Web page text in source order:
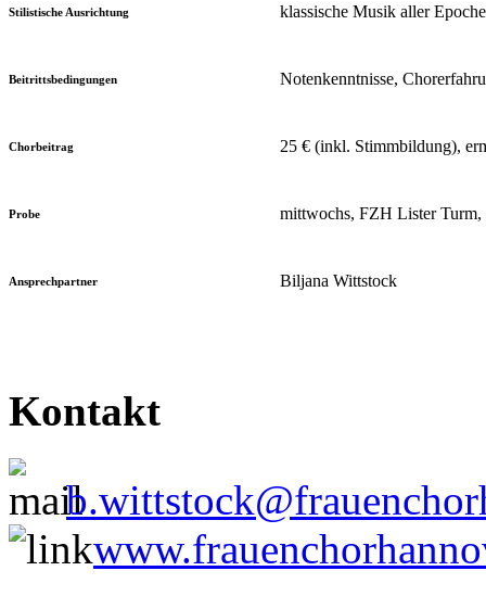
Stilistische Ausrichtung klassische Musik aller
Beitrittsbedingungen Notenkenntnisse,
Chorbeitrag 25 € (inkl. Stimmbildung),
Probe mittwochs, FZH Lister
Ansprechpartner Biljana Wittstock
Kontakt